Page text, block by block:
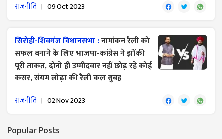
राजनीति 09 Oct 2023
सिरोही-शिवगंज विधानसभा :नामांकन रैली को
सफल बनाने के लिए भाजपा-कांग्रेस ने झोंकी
पूरी ताकत, दोनो ही उम्मीदवार नहीं छोड़ रहे कोई
कसर, संयम लोढ़ा की रैली कल सुबह
राजनीति 02 Nov 2023
Popular Posts